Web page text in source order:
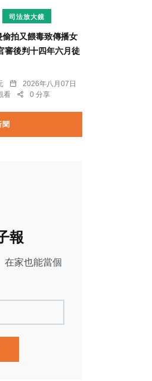
司法放大鏡
偷拍又餵毒致傳播女
審後判十四年六月徒
2026年八月07日
看
0 分享
聞
報
在家也能當個